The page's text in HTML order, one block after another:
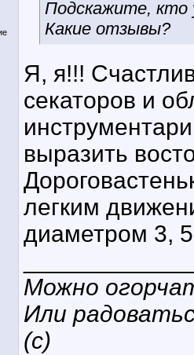
Подскажите, кто
Какие отзывы?
Я, я!!!
секаторов и
выразить
легким
диаметром 3,
Можно
Или
(с)